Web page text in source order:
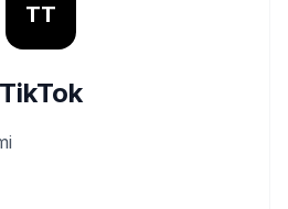
TT
TikTok